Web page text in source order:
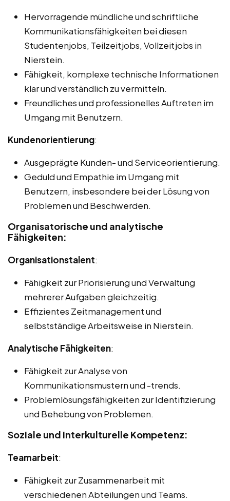
Hervorragende mündliche und schriftliche
Kommunikationsfähigkeiten bei diesen
Studentenjobs, Teilzeitjobs, Vollzeitjobs in
Nierstein.
Fähigkeit, komplexe technische Informationen
klar und verständlich zu vermitteln.
Freundliches und professionelles Auftreten im
Umgang mit Benutzern.
Kundenorientierung:
Ausgeprägte Kunden- und Serviceorientierung.
Geduld und Empathie im Umgang mit
Benutzern, insbesondere bei der Lösung von
Problemen und Beschwerden.
Organisatorische und analytische
Fähigkeiten:
Organisationstalent:
Fähigkeit zur Priorisierung und Verwaltung
mehrerer Aufgaben gleichzeitig.
Effizientes Zeitmanagement und
selbstständige Arbeitsweise in Nierstein.
Analytische Fähigkeiten:
Fähigkeit zur Analyse von
Kommunikationsmustern und -trends.
Problemlösungsfähigkeiten zur Identifizierung
und Behebung von Problemen.
Soziale und interkulturelle Kompetenz:
Teamarbeit:
Fähigkeit zur Zusammenarbeit mit
verschiedenen Abteilungen und Teams.